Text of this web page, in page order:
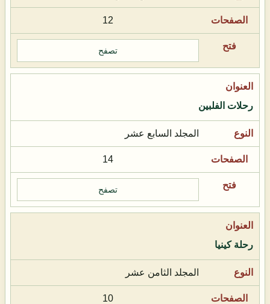
12
تصفح
رحلات الفلبين
المجلد السابع عشر
14
تصفح
رحلة كينيا
المجلد الثامن عشر
10